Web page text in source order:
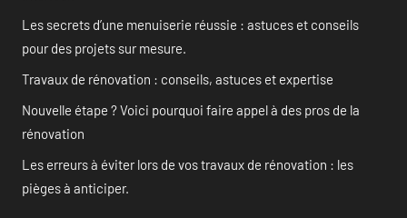
Les secrets d’une menuiserie réussie : astuces et conseils
pour des projets sur mesure.
Travaux de rénovation : conseils, astuces et expertise
Nouvelle étape ? Voici pourquoi faire appel à des pros de la
rénovation
Les erreurs à éviter lors de vos travaux de rénovation : les
pièges à anticiper.